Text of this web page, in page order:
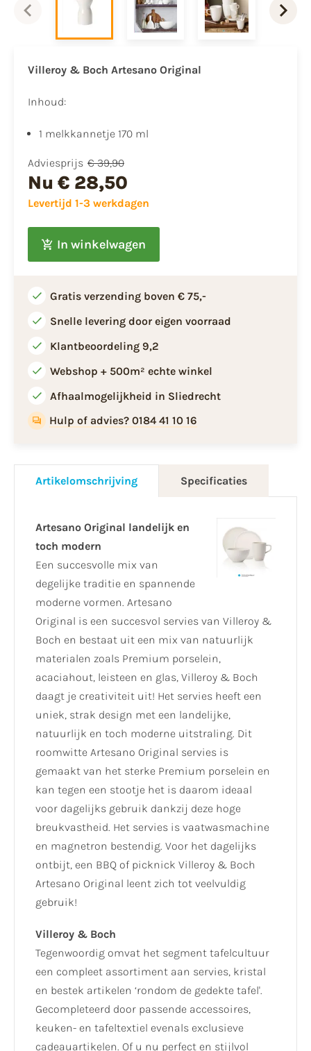
Villeroy & Boch Artesano Original
Inhoud:
1 melkkannetje 170 ml
Adviesprijs € 39,90
Nu € 28,50
Levertijd 1-3 werkdagen
In winkelwagen
Gratis verzending boven € 75,-
Snelle levering door eigen voorraad
Klantbeoordeling 9,2
Webshop + 500m² echte winkel
Afhaalmogelijkheid in Sliedrecht
Hulp of advies? 0184 41 10 16
Artikelomschrijving Specificaties
Artesano Original landelijk en
toch modern
Een succesvolle mix van
degelijke traditie en spannende
moderne vormen. Artesano
Original is een succesvol servies van Villeroy &
Boch en bestaat uit een mix van natuurlijk
materialen zoals Premium porselein,
acaciahout, leisteen en glas, Villeroy & Boch
daagt je creativiteit uit! Het servies heeft een
uniek, strak design met een landelijke,
natuurlijk en toch moderne uitstraling. Dit
roomwitte Artesano Original servies is
gemaakt van het sterke Premium porselein en
kan tegen een stootje het is daarom ideaal
voor dagelijks gebruik dankzij deze hoge
breukvastheid. Het servies is vaatwasmachine
en magnetron bestendig. Voor het dagelijks
ontbijt, een BBQ of picknick Villeroy & Boch
Artesano Original leent zich tot veelvuldig
gebruik!
Villeroy & Boch
Tegenwoordig omvat het segment tafelcultuur
een compleet assortiment aan servies, kristal
en bestek artikelen ‘rondom de gedekte tafel'.
Gecompleteerd door passende accessoires,
keuken- en tafeltextiel evenals exclusieve
cadeauartikelen. Of u nu perfect en stijlvol